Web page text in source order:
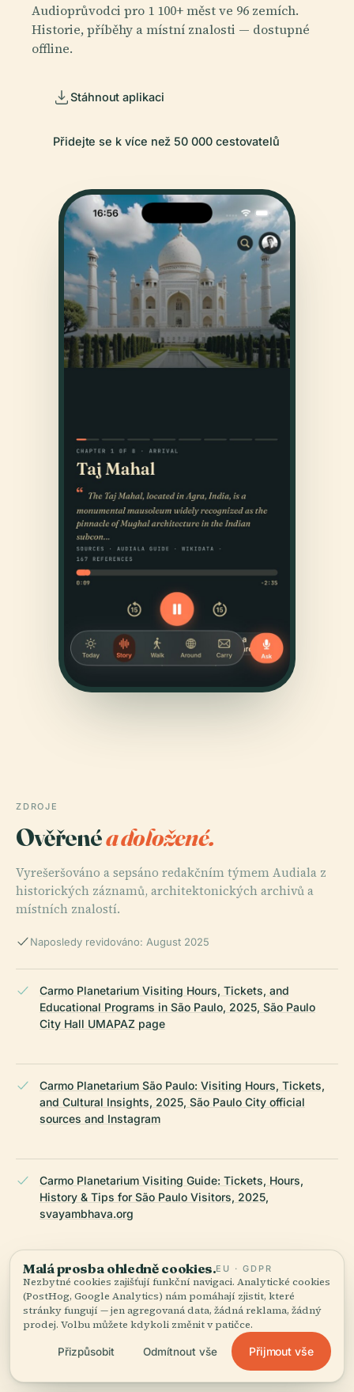
Audioprůvodci pro 1 100+ měst ve 96 zemích.
Historie, příběhy a místní znalosti — dostupné
offline.
Stáhnout aplikaci
Přidejte se k více než 50 000 cestovatelů
ZDROJE
Ověřenéa doložené.
Vyrešeršováno a sepsáno redakčním týmem Audiala z
historických záznamů, architektonických archivů a
místních znalostí.
Naposledy revidováno: August 2025
Carmo Planetarium Visiting Hours, Tickets, and
Educational Programs in São Paulo, 2025, São Paulo
City Hall UMAPAZ page
Carmo Planetarium São Paulo: Visiting Hours, Tickets,
and Cultural Insights, 2025, São Paulo City official
sources and Instagram
Carmo Planetarium Visiting Guide: Tickets, Hours,
History & Tips for São Paulo Visitors, 2025,
svayambhava.org
Carmo Planetarium Community Impact and
Accessibility, 2025, Passeios Kids
Parque do Carmo official site and Planetarium info, 2025
Malá prosba ohledně cookies.EU · GDPR
Nezbytné cookies zajišťují funkční navigaci. Analytické cookies
(PostHog, Google Analytics) nám pomáhají zjistit, které
stránky fungují — jen agregovaná data, žádná reklama, žádný
prodej. Volbu můžete kdykoli změnit v patičce.
Přizpůsobit Odmítnout vše Přijmout vše